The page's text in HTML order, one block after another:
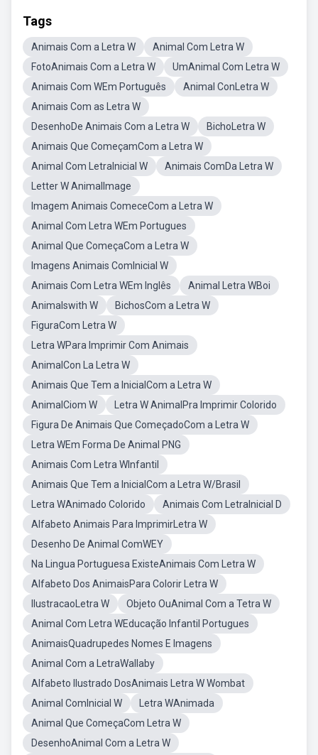
Tags
Animais Com a Letra W
Animal Com Letra W
FotoAnimais Com a Letra W
UmAnimal Com Letra W
Animais Com WEm Português
Animal ConLetra W
Animais Com as Letra W
DesenhoDe Animais Com a Letra W
BichoLetra W
Animais Que ComeçamCom a Letra W
Animal Com LetraInicial W
Animais ComDa Letra W
Letter W AnimalImage
Imagem Animais ComeceCom a Letra W
Animal Com Letra WEm Portugues
Animal Que ComeçaCom a Letra W
Imagens Animais ComInicial W
Animais Com Letra WEm Inglês
Animal Letra WBoi
Animalswith W
BichosCom a Letra W
FiguraCom Letra W
Letra WPara Imprimir Com Animais
AnimalCon La Letra W
Animais Que Tem a InicialCom a Letra W
AnimalCiom W
Letra W AnimalPra Imprimir Colorido
Figura De Animais Que ComeçadoCom a Letra W
Letra WEm Forma De Animal PNG
Animais Com Letra WInfantil
Animais Que Tem a InicialCom a Letra W/Brasil
Letra WAnimado Colorido
Animais Com LetraInicial D
Alfabeto Animais Para ImprimirLetra W
Desenho De Animal ComWEY
Na Lingua Portuguesa ExisteAnimais Com Letra W
Alfabeto Dos AnimaisPara Colorir Letra W
IlustracaoLetra W
Objeto OuAnimal Com a Tetra W
Animal Com Letra WEducação Infantil Portugues
AnimaisQuadrupedes Nomes E Imagens
Animal Com a LetraWallaby
Alfabeto Ilustrado DosAnimais Letra W Wombat
Animal ComInicial W
Letra WAnimada
Animal Que ComeçaCom Letra W
DesenhoAnimal Com a Letra W